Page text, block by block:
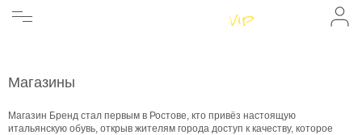
Магазины
Магазин Бренд стал первым в Ростове, кто привёз настоящую
итальянскую обувь, открыв жителям города доступ к качеству, которое